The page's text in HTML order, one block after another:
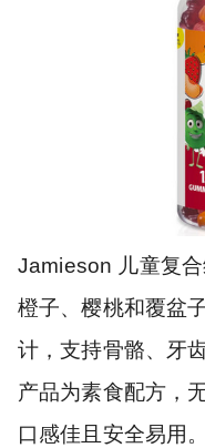
Jamieson 儿童复
橙子、樱桃和覆盆
计，支持骨骼、牙
产品为素食配方，
口感佳且安全易用。